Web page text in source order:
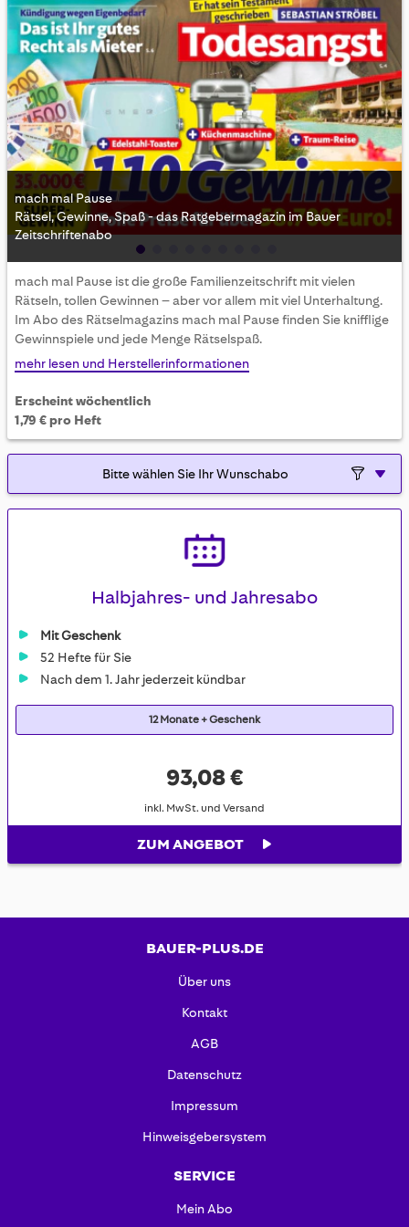
to
the
beginning
of
the
gallery
mach mal Pause
Rätsel, Gewinne, Spaß - das Ratgebermagazin im Bauer
Zeitschriftenabo
mach mal Pause ist die große Familienzeitschrift mit vielen
Rätseln, tollen Gewinnen – aber vor allem mit viel Unterhaltung.
Im Abo des Rätselmagazins mach mal Pause finden Sie knifflige
Gewinnspiele und jede Menge Rätselspaß.
mehr lesen und Herstellerinformationen
Erscheint wöchentlich
1,79 € pro Heft
Halbjahres- und Jahresabo
Mit Geschenk
52 Hefte für Sie
Nach dem 1. Jahr jederzeit kündbar
12 Monate + Geschenk
93,08 €
inkl. MwSt. und Versand
ZUM ANGEBOT
BAUER-PLUS.DE
Über uns
Kontakt
AGB
Datenschutz
Impressum
Hinweisgebersystem
SERVICE
Mein Abo